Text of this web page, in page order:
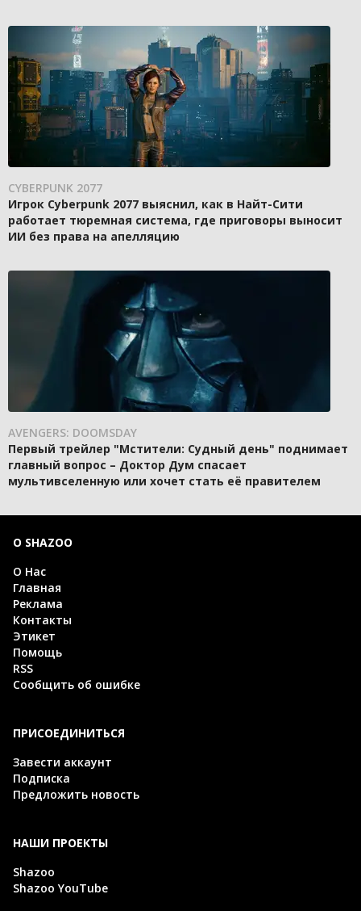
CYBERPUNK 2077
Игрок Cyberpunk 2077 выяснил, как в Найт-Сити
работает тюремная система, где приговоры выносит
ИИ без права на апелляцию
AVENGERS: DOOMSDAY
Первый трейлер "Мстители: Судный день" поднимает
главный вопрос – Доктор Дум спасает
мультивселенную или хочет стать её правителем
О SHAZOO
О Нас
Главная
Реклама
Контакты
Этикет
Помощь
RSS
Сообщить об ошибке
ПРИСОЕДИНИТЬСЯ
Завести аккаунт
Подписка
Предложить новость
НАШИ ПРОЕКТЫ
Shazoo
Shazoo YouTube